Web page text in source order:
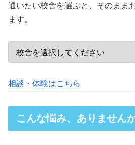
通いたい校舎を選ぶと、そのまま
ます。
相談・体験はこちら
こんな悩み、ありません